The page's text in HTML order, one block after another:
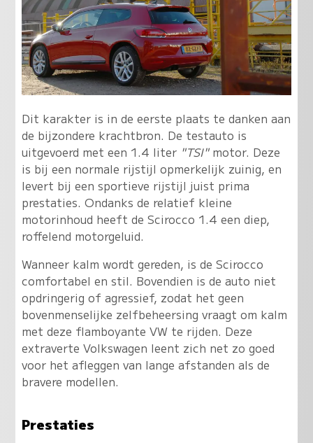
Dit karakter is in de eerste plaats te danken aan
de bijzondere krachtbron. De testauto is
uitgevoerd met een 1.4 liter "TSI"motor. Deze
is bij een normale rijstijl opmerkelijk zuinig, en
levert bij een sportieve rijstijl juist prima
prestaties. Ondanks de relatief kleine
motorinhoud heeft de Scirocco 1.4 een diep,
roffelend motorgeluid.
Wanneer kalm wordt gereden, is de Scirocco
comfortabel en stil. Bovendien is de auto niet
opdringerig of agressief, zodat het geen
bovenmenselijke zelfbeheersing vraagt om kalm
met deze flamboyante VW te rijden. Deze
extraverte Volkswagen leent zich net zo goed
voor het afleggen van lange afstanden als de
bravere modellen.
Prestaties